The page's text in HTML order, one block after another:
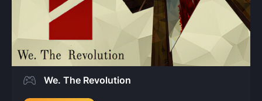
We. The Revolution